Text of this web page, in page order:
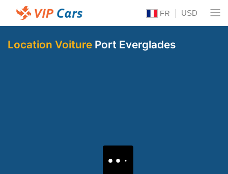
FR USD
Location Voiture Port Everglades